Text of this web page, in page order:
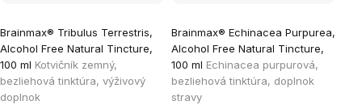
Brainmax® Tribulus Terrestris,
Alcohol Free Natural Tincture,
100 ml Kotvičník zemný,
bezliehová tinktúra, výživový
doplnok
Brainmax® Echinacea Purpurea,
Alcohol Free Natural Tincture,
100 ml Echinacea purpurová,
bezliehová tinktúra, doplnok
stravy